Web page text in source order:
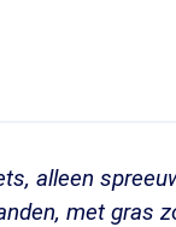
alleen
met gras